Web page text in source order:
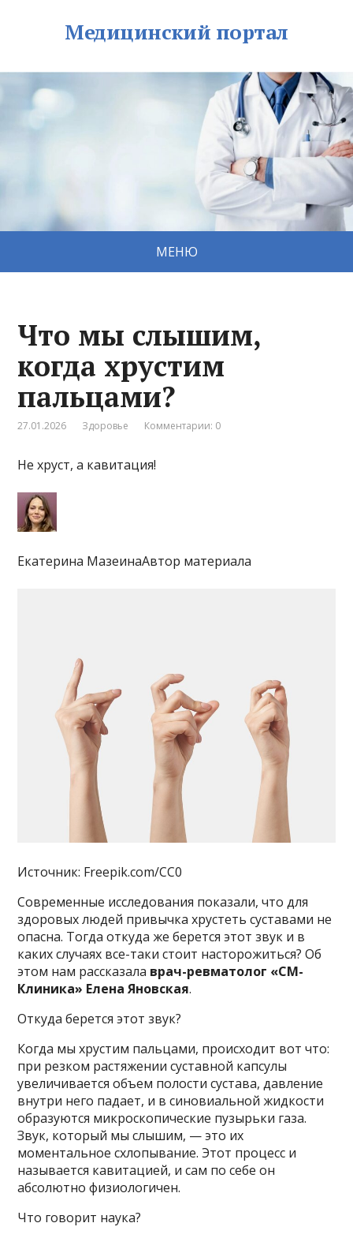
Медицинский портал
МЕНЮ
Что мы слышим,
когда хрустим
пальцами?
27.01.2026 Здоровье Комментарии: 0
Не хруст, а кавитация!
Екатерина МазеинаАвтор материала
Источник: Freepik.com/CC0
Современные исследования показали, что для
здоровых людей привычка хрустеть суставами не
опасна. Тогда откуда же берется этот звук и в
каких случаях все-таки стоит насторожиться? Об
этом нам рассказала врач-ревматолог «СМ-
Клиника» Елена Яновская.
Откуда берется этот звук?
Когда мы хрустим пальцами, происходит вот что:
при резком растяжении суставной капсулы
увеличивается объем полости сустава, давление
внутри него падает, и в синовиальной жидкости
образуются микроскопические пузырьки газа.
Звук, который мы слышим, — это их
моментальное схлопывание. Этот процесс и
называется кавитацией, и сам по себе он
абсолютно физиологичен.
Что говорит наука?